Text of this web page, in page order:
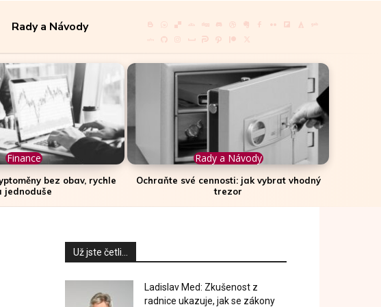
Rady a Návody
Finance
bez obav, rychle
jednoduše
Rady a Návody
Ochraňte své cennosti: jak vybrat vhodný
trezor
Už jste četli...
Ladislav Med: Zkušenost z
radnice ukazuje, jak se zákony